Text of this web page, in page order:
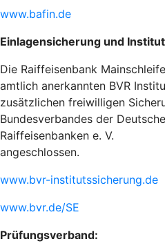
www.bafin.de
Einlagensicherung und
Die Raiffeisenbank
amtlich anerkannten BVR
zusätzlichen freiwilligen
Bundesverbandes der
Raiffeisenbanken e. V.
angeschlossen.
www.bvr-institutssicherung.de
www.bvr.de/SE
Prüfungsverband: